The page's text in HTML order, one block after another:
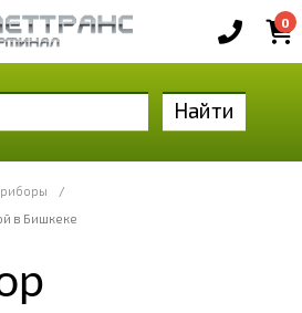
0
Найти
/
в Бишкеке